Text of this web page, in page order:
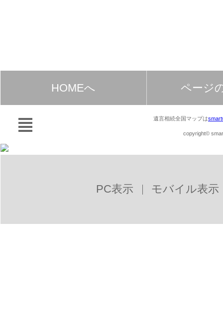
HOMEへ ページ
遺言相続全国マップは
copyright©
PC表示 モバイル表示